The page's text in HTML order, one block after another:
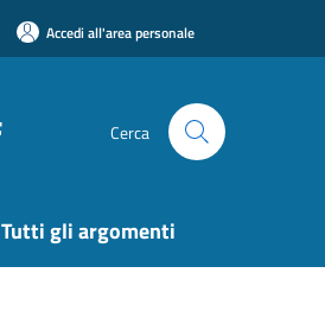
Accedi all'area personale
Cerca
Tutti gli argomenti